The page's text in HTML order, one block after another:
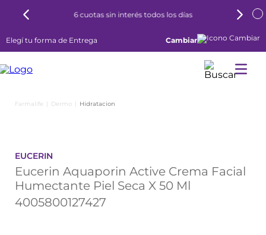
6 cuotas sin interés todos los días
Elegí tu forma de Entrega Cambiar
Dermo Hidratacion
EUCERIN
Eucerin Aquaporin Active Crema Facial
Humectante Piel Seca X 50 Ml
4005800127427